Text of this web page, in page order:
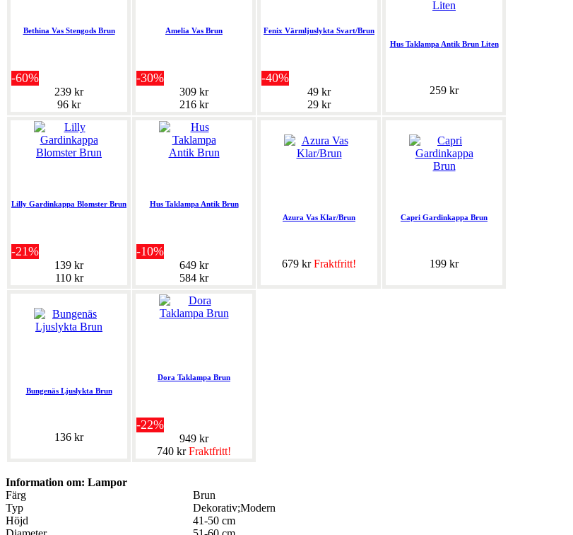
Bethina Vas Stengods Brun
-60%
239 kr
96 kr
Amelia Vas Brun
-30%
309 kr
216 kr
Fenix Värmljuslykta Svart/Brun
-40%
49 kr
29 kr
Hus Taklampa Antik Brun Liten
259 kr
Lilly Gardinkappa Blomster Brun
-21%
139 kr
110 kr
Hus Taklampa Antik Brun
-10%
649 kr
584 kr
Azura Vas Klar/Brun
679 krFraktfritt!
Capri Gardinkappa Brun
199 kr
Bungenäs Ljuslykta Brun
136 kr
Dora Taklampa Brun
-22%
949 kr
740 krFraktfritt!
Information om: Lampor
Färg
Brun
Typ
Dekorativ;Modern
Höjd
41-50 cm